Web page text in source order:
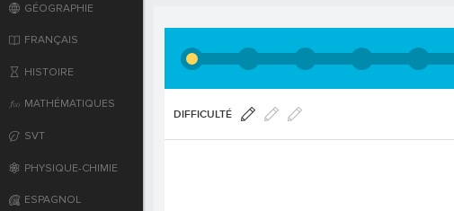
DIFFICULTÉ
GÉOGRAPHIE
FRANÇAIS
HISTOIRE
MATHÉMATIQUES
SVT
PHYSIQUE-CHIMIE
ESPAGNOL
3ème
Première